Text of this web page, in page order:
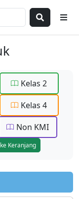
Kelas 2
Kelas 4
Non KMI
Keranjang